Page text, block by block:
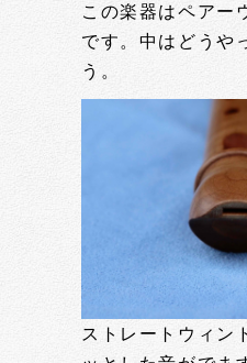
この楽器はペアー
です。中はどうや
う。
ストレートウィン